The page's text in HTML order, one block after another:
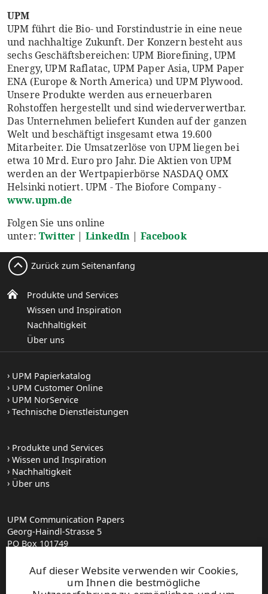
UPM
UPM führt die Bio- und Forstindustrie in eine neue
und nachhaltige Zukunft. Der Konzern besteht aus
sechs Geschäftsbereichen: UPM Biorefining, UPM
Energy, UPM Raflatac, UPM Paper Asia, UPM Paper
ENA (Europe & North America) und UPM Plywood.
Unsere Produkte werden aus erneuerbaren
Rohstoffen hergestellt und sind wiederverwertbar.
Das Unternehmen beliefert Kunden auf der ganzen
Welt und beschäftigt insgesamt etwa 19.600
Mitarbeiter. Die Umsatzerlöse von UPM liegen bei
etwa 10 Mrd. Euro pro Jahr. Die Aktien von UPM
werden an der Wertpapierbörse NASDAQ OMX
Helsinki notiert. UPM - The Biofore Company -
www.upm.de
Folgen Sie uns online
unter:Twitter | LinkedIn | Facebook
Auf dieser Website verwenden wir Cookies,
um Ihnen die bestmögliche
Produkte und Services
Wissen und Inspiration
Nachhaltigkeit
Über uns
Zurück zum Seitenanfang
UPM Papierkatalog
UPM Customer Online
UPM NorService
Technische Dienstleistungen
Produkte und Services
Wissen und Inspiration
Nachhaltigkeit
Über uns
UPM Communication Papers
Georg-Haindl-Strasse 5
PO Box 101749
Tel.+49 821 31090